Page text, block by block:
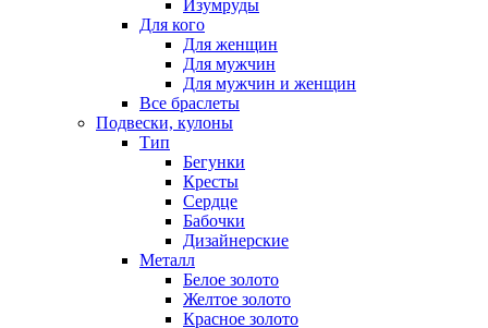
Изумруды
Для кого
Для женщин
Для мужчин
Для мужчин и женщин
Все браслеты
Подвески, кулоны
Тип
Бегунки
Кресты
Сердце
Бабочки
Дизайнерские
Металл
Белое золото
Желтое золото
Красное золото